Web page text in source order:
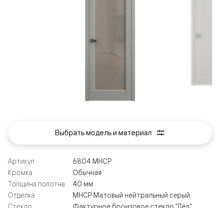
Артикул
6804 МНСР
Кромка
Обычная
Толщина полотна
40 мм
Отделка
МНСР Матовый нейтральный серый
Стекло
Фактурное бронзовое стекло "Лёд",
Выбрать модель и материал